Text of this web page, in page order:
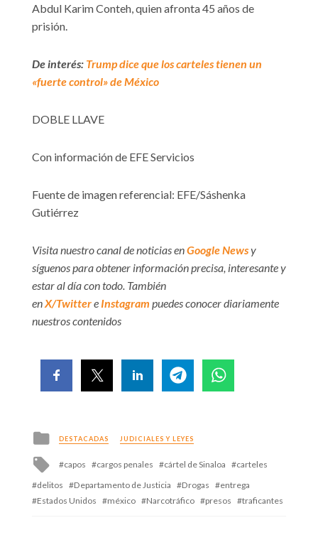
Abdul Karim Conteh, quien afronta 45 años de
prisión.
De interés: Trump dice que los carteles tienen un
«fuerte control» de México
DOBLE LLAVE
Con información de EFE Servicios
Fuente de imagen referencial: EFE/Sáshenka
Gutiérrez
Visita nuestro canal de noticias enGoogle Newsy
síguenos para obtener información precisa, interesante y
estar al día con todo. También
en X/Twittere Instagram puedes conocer diariamente
nuestros contenidos
Posted
in
DESTACADAS JUDICIALES Y LEYES
Tagged
with
capos cargos penales cártel de Sinaloa
carteles
delitos
Departamento de Justicia Drogas
entrega
Estados Unidos
méxico Narcotráfico presos traficantes